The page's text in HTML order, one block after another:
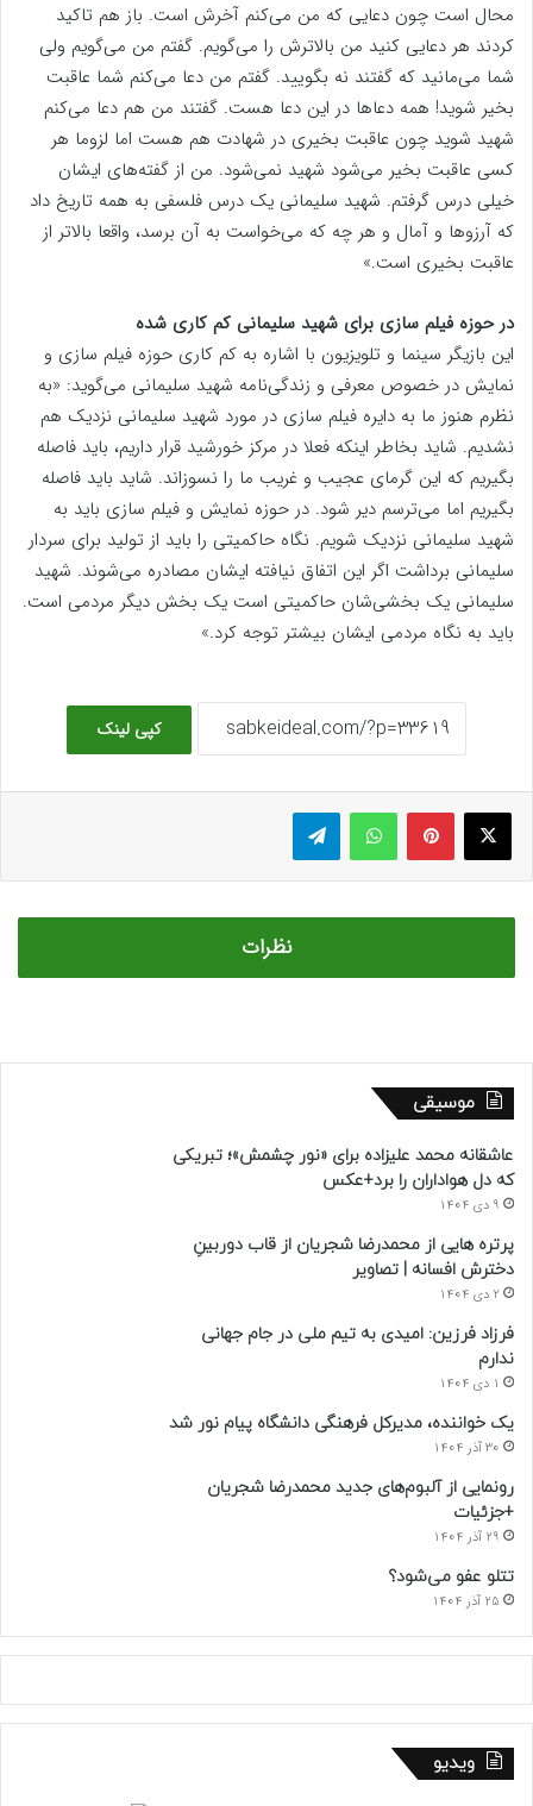
محال است چون دعایی که من می‌کنم آخرش است. باز هم تاکید
کردند هر دعایی کنید من بالاترش را می‌گویم. گفتم من می‌گویم ولی
شما می‌مانید که گفتند نه بگویید. گفتم من دعا می‌کنم شما عاقبت
بخیر شوید! همه دعاها در این دعا هست. گفتند من هم دعا می‌کنم
شهید شوید چون عاقبت بخیری در شهادت هم هست اما لزوما هر
کسی عاقبت بخیر می‌شود شهید نمی‌شود. من از گفته‌های ایشان
خیلی درس گرفتم. شهید سلیمانی یک درس فلسفی به همه تاریخ داد
که آرزوها و آمال و هر چه که می‌خواست به آن برسد، واقعا بالاتر از
عاقبت بخیری است.»
در حوزه فیلم سازی برای شهید سلیمانی کم کاری شده
این بازیگر سینما و تلویزیون با اشاره به کم کاری حوزه فیلم سازی و
نمایش در خصوص معرفی و زندگی‌نامه شهید سلیمانی می‌گوید: «به
نظرم هنوز ما به دایره فیلم سازی در مورد شهید سلیمانی نزدیک هم
نشدیم. شاید بخاطر اینکه فعلا در مرکز خورشید قرار داریم، باید فاصله
بگیریم که این گرمای عجیب و غریب ما را نسوزاند. شاید باید فاصله
بگیریم اما می‌ترسم دیر شود. در حوزه نمایش و فیلم سازی باید به
شهید سلیمانی نزدیک شویم. نگاه حاکمیتی را باید از تولید برای سردار
سلیمانی برداشت اگر این اتفاق نیافته ایشان مصادره می‌شوند. شهید
سلیمانی یک بخشی‌شان حاکمیتی است یک بخش دیگر مردمی است.
باید به نگاه مردمی ایشان بیشتر توجه کرد.»
کپی لینک
ایکس پینتریستواتس آپ تلگرام
نظرات
موسیقی
عاشقانه محمد علیزاده برای «نور چشمش»؛ تبریکی
که دل هواداران را برد+عکس
9 دی 1404
پرتره هایی از محمدرضا شجریان از قاب دوربینِ
دخترش افسانه | تصاویر
2 دی 1404
فرزاد فرزین: امیدی به تیم ملی در جام جهانی
ندارم
1 دی 1404
یک خواننده، مدیرکل فرهنگی دانشگاه پیام نور شد
30 آذر 1404
رونمایی از آلبوم‌های جدید محمدرضا شجریان
+جزئیات
29 آذر 1404
تتلو عفو می‌شود؟
25 آذر 1404
ویدیو